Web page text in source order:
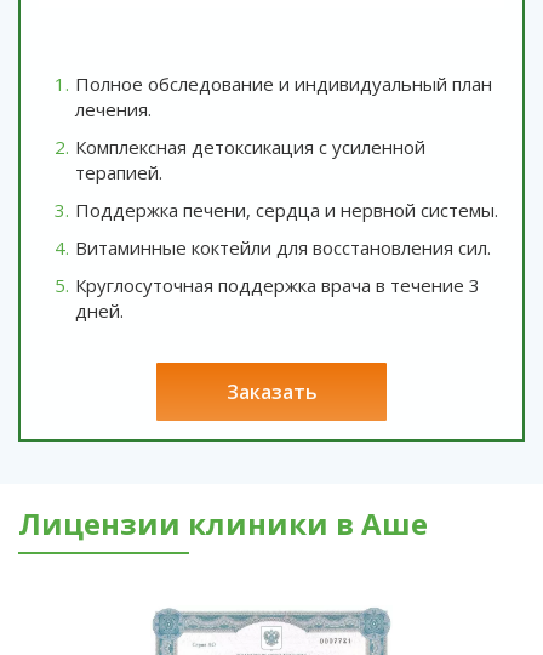
Полное обследование и индивидуальный план
лечения.
Комплексная детоксикация с усиленной
терапией.
Поддержка печени, сердца и нервной системы.
Витаминные коктейли для восстановления сил.
Круглосуточная поддержка врача в течение 3
дней.
заказать
Лицензии клиники в Аше